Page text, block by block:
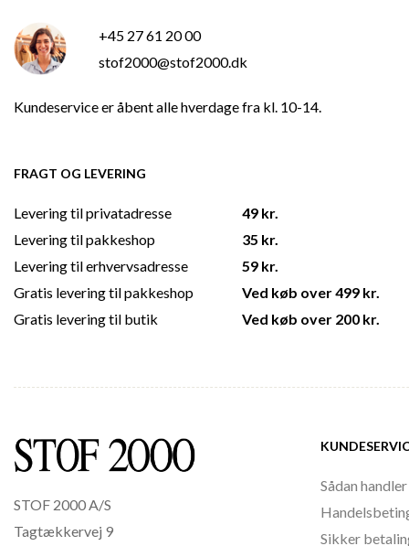
+45 27 61 20 00
stof2000@stof2000.dk
Kundeservice er åbent alle hverdage fra kl. 10-14.
FRAGT OG LEVERING
Levering til privatadresse
Levering til pakkeshop
Levering til erhvervsadresse
Gratis levering til pakkeshop
Gratis levering til butik
49 kr.
35 kr.
59 kr.
Ved køb over 499 kr.
Ved køb over 200 kr.
STOF 2000 A/S
Tagtækkervej 9
Sådan
Sikker